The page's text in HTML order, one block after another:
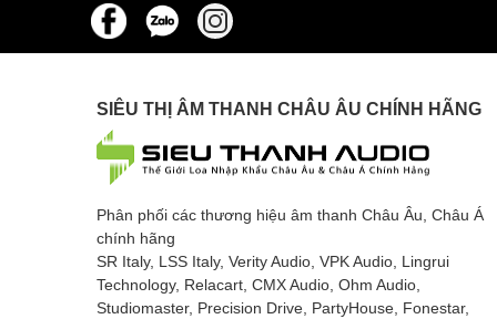
SIÊU THỊ ÂM THANH CHÂU ÂU CHÍNH HÃNG
Phân phối các thương hiệu âm thanh Châu Âu, Châu Á
chính hãng
SR Italy, LSS Italy, Verity Audio, VPK Audio, Lingrui
Technology, Relacart, CMX Audio, Ohm Audio,
Studiomaster, Precision Drive, PartyHouse, Fonestar,